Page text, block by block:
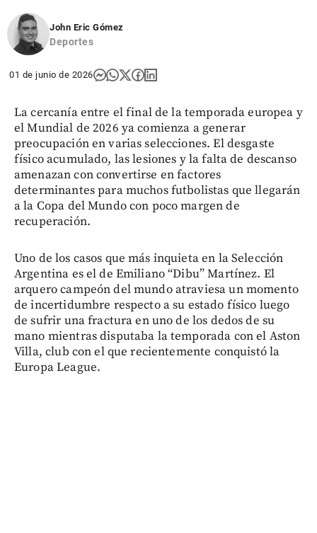
John Eric Gómez
Deportes
01 de junio de 2026
La cercanía entre el final de la temporada europea y
el Mundial de 2026 ya comienza a generar
preocupación en varias selecciones. El desgaste
físico acumulado, las lesiones y la falta de descanso
amenazan con convertirse en factores
determinantes para muchos futbolistas que llegarán
a la Copa del Mundo con poco margen de
recuperación.
Uno de los casos que más inquieta en la Selección
Argentina es el de Emiliano “Dibu” Martínez. El
arquero campeón del mundo atraviesa un momento
de incertidumbre respecto a su estado físico luego
de sufrir una fractura en uno de los dedos de su
mano mientras disputaba la temporada con el Aston
Villa, club con el que recientemente conquistó la
Europa League.